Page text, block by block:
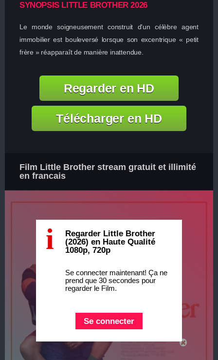
SYNOPSIS LITTLE BROTHER 2026
Le monde soigneusement construit d'un célèbre agent
immobilier est bouleversé lorsque son excentrique « petit
frère » réapparaît de manière inattendue.
Regarder en HD
Télécharger en HD
Film Little Brother stream gratuit et illimité
en francais
i
Regarder Little Brother
(2026) en Haute Qualité
1080p, 720p
Se connecter maintenant! Ça ne
prend que 30 secondes pour
regarder le Film.
Se connecter